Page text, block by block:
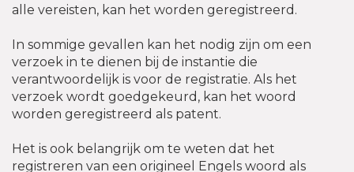
alle vereisten, kan het worden geregistreerd.
In sommige gevallen kan het nodig zijn om een
verzoek in te dienen bij de instantie die
verantwoordelijk is voor de registratie. Als het
verzoek wordt goedgekeurd, kan het woord
worden geregistreerd als patent.
Het is ook belangrijk om te weten dat het
registreren van een origineel Engels woord als